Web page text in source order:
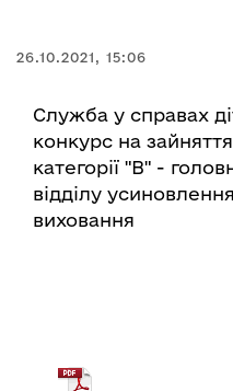
26.10.2021, 15:06
Служба у справах
конкурс на
категорії "В" -
відділу
виховання